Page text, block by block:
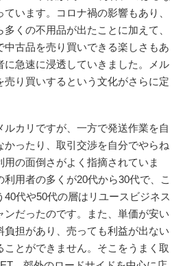
います。コロナ禍の影響もあり、
くの不用品が出たことに加えて、
中古品を売り買いできる楽しさもあ
に急速に浸透していきました。メル
売り買いするという文化がさらに定
カリですが、一方で発送作業を自
かったり、取引交渉を自分でやらね
の面倒さがよく指摘されていま
用者の多くが20代から30代で、こ
40代や50代の層はリユースビジネス
ンだったのです。また、単価が安い
負担があり、売っても利益が出ない
ことができません。そこをうまく取